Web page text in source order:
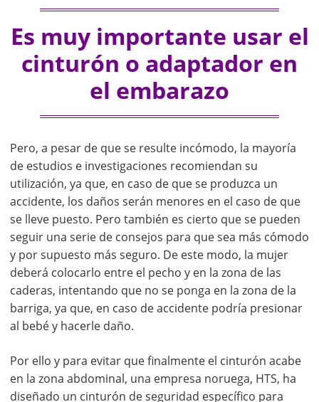
Es muy importante usar el
cinturón o adaptador en
el embarazo
Pero, a pesar de que se resulte incómodo, la mayoría
de estudios e investigaciones recomiendan su
utilización, ya que, en caso de que se produzca un
accidente, los daños serán menores en el caso de que
se lleve puesto. Pero también es cierto que se pueden
seguir una serie de consejos para que sea más cómodo
y por supuesto más seguro. De este modo, la mujer
deberá colocarlo entre el pecho y en la zona de las
caderas, intentando que no se ponga en la zona de la
barriga, ya que, en caso de accidente podría presionar
al bebé y hacerle daño.
Por ello y para evitar que finalmente el cinturón acabe
en la zona abdominal, una empresa noruega, HTS, ha
diseñado un cinturón de seguridad específico para